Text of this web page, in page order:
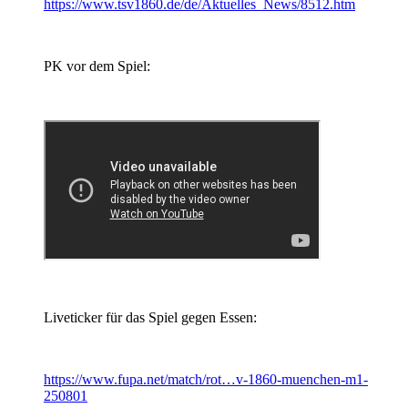
https://www.tsv1860.de/de/Aktuelles_News/8512.htm
PK vor dem Spiel:
Liveticker für das Spiel gegen Essen:
https://www.fupa.net/match/rot…v-1860-muenchen-m1-
250801